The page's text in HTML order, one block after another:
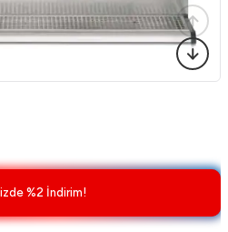
%2 İndirim!